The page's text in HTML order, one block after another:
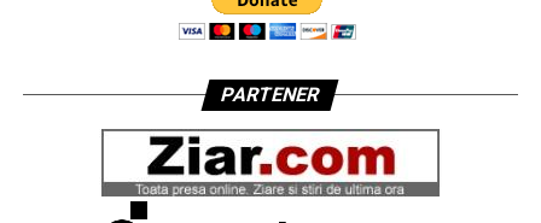
PARTENER